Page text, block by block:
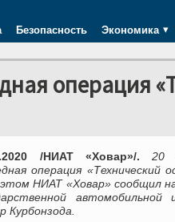
Безопасность Экономика
операция
/НИАТ «Ховар»/.
20
операция «Технический
НИАТ «Ховар» сообщил
Курбонзода.